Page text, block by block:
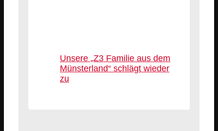
Unsere „Z3 Familie aus dem
Münsterland“ schlägt wieder
zu